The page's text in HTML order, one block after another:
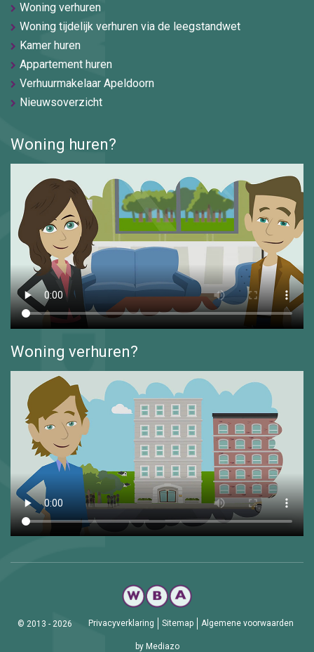
Woning verhuren
Woning tijdelijk verhuren via de leegstandwet
Kamer huren
Appartement huren
Verhuurmakelaar Apeldoorn
Nieuwsoverzicht
Woning huren?
Woning verhuren?
© 2013 - 2026 Privacyverklaring Sitemap Algemene voorwaarden
by Mediazo